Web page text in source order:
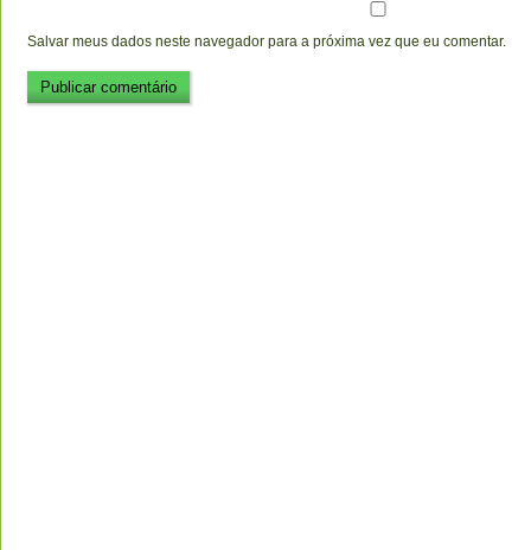
Salvar meus dados neste navegador para a próxima vez que eu comentar.